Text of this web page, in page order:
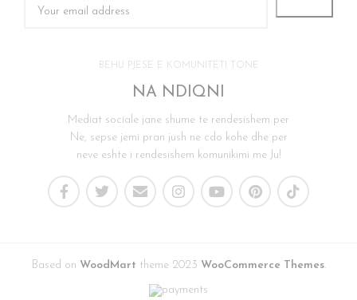
BEHU PJESE E KOMUNITETI TONE
NA NDIQNI
Mediat sociale jane shume te rendesishem per
Ne, sepse jemi pran jush ne cdo kohe dhe per
neve eshte i rendesishem komunikimi me Ju!
Based on WoodMart theme2023 WooCommerce Themes.